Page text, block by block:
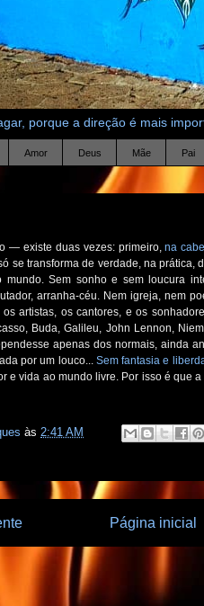
porque a direção é mais
Amor Deus Mãe Pai
— existe duas vezes: primeiro,na
se transforma de verdade, na prática,
Sem sonho e sem loucura
arranha-céu. Nem igreja, nem
os artistas, os cantores, e os
Buda, Galileu, John Lennon,
apenas dos normais, ainda
por um louco... Sem fantasia e
e vida ao mundo livre. Por isso é que
às 2:41 AM
Página inicial